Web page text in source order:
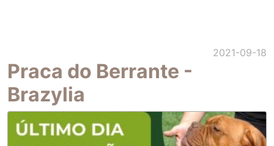
2021-09-18
Praca do Berrante -
Brazylia